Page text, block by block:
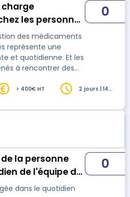
charge
les personnes
des médicaments
représente une
et quotidienne. Et les
à rencontrer des
présenter des
facteurs
ou à des
et efficace …
0
> 400€ HT
2 jours | 14
la personne
de l'équipe de
dans le quotidien
0